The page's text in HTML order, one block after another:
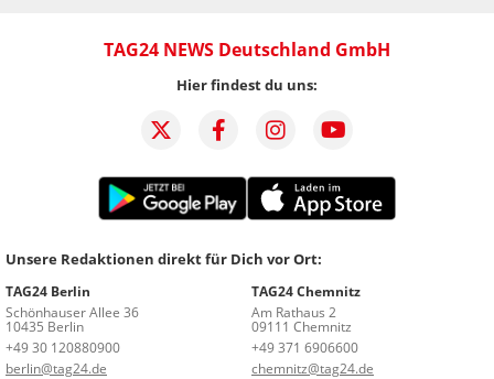
TAG24 NEWS Deutschland GmbH
Hier findest du uns:
Unsere Redaktionen direkt für Dich vor Ort:
TAG24 Berlin
Schönhauser Allee 36
10435 Berlin
+49 30 120880900
berlin@tag24.de
TAG24 Chemnitz
Am Rathaus 2
09111 Chemnitz
+49 371 6906600
chemnitz@tag24.de